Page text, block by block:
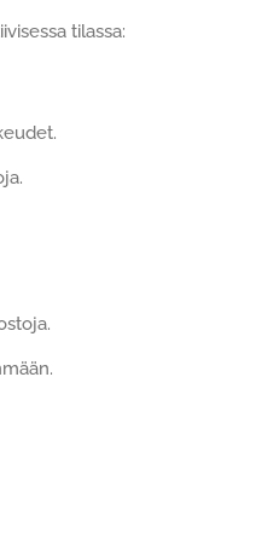
tilassa: